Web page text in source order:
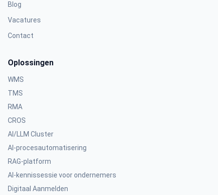
Blog
Vacatures
Contact
Oplossingen
WMS
TMS
RMA
CROS
AI/LLM Cluster
AI-procesautomatisering
RAG-platform
AI-kennissessie voor ondernemers
Digitaal Aanmelden